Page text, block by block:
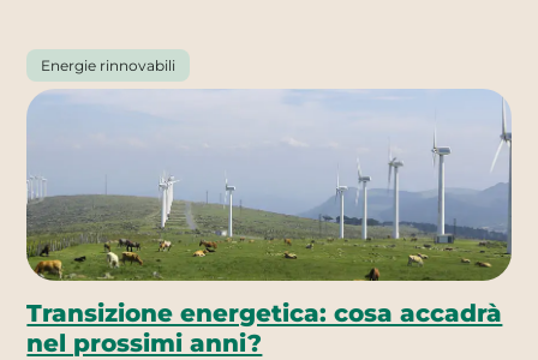
Energie rinnovabili
Transizione energetica: cosa accadrà
nel prossimi anni?